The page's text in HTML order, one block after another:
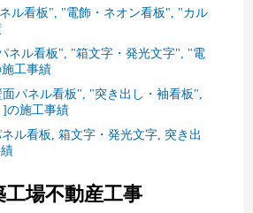
ル看板", "電飾・ネオン看板", "カル
ネル看板", "箱文字・発光文字", "電
工事績
パネル看板", "突き出し・袖看板",
の施工事績
ル看板, 箱文字・発光文字, 突き出
工場不動産工事